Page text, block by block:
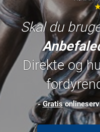
Skal du
Direkte og
-Gratis